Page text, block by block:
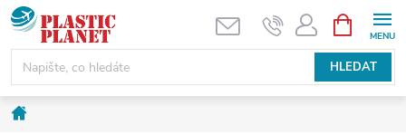
Přejít
na
obsah
HLEDAT
NÁKUPNÍ
KOŠÍK
Domů